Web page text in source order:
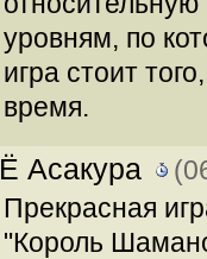
уровням, по
игра стоит
время.
Ё Асакура
Прекрасная
"Король